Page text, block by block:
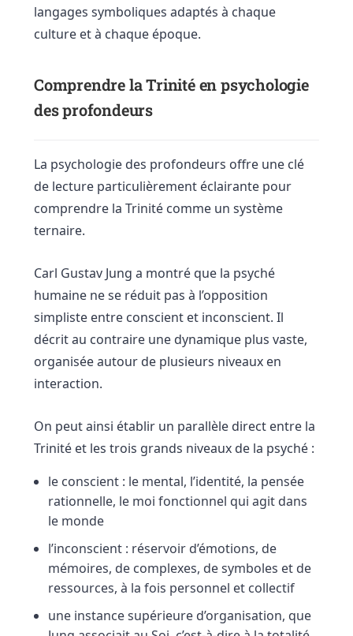
langages symboliques adaptés à chaque
culture et à chaque époque.
Comprendre la Trinité en psychologie
des profondeurs
La psychologie des profondeurs offre une clé
de lecture particulièrement éclairante pour
comprendre la Trinité comme un système
ternaire.
Carl Gustav Jung a montré que la psyché
humaine ne se réduit pas à l’opposition
simpliste entre conscient et inconscient. Il
décrit au contraire une dynamique plus vaste,
organisée autour de plusieurs niveaux en
interaction.
On peut ainsi établir un parallèle direct entre la
Trinité et les trois grands niveaux de la psyché :
le conscient : le mental, l’identité, la pensée
rationnelle, le moi fonctionnel qui agit dans
le monde
l’inconscient : réservoir d’émotions, de
mémoires, de complexes, de symboles et de
ressources, à la fois personnel et collectif
une instance supérieure d’organisation, que